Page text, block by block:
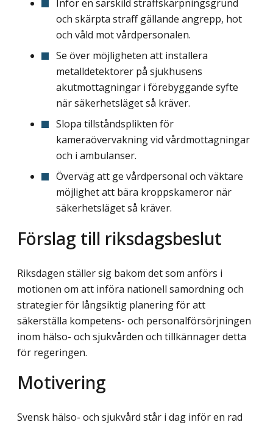
Inför en särskild straffskärpningsgrund
och skärpta straff gällande angrepp, hot
och våld mot vårdpersonalen.
Se över möjligheten att installera
metalldetektorer på sjukhusens
akutmottagningar i förebyggande syfte
när säkerhetsläget så kräver.
Slopa tillståndsplikten för
kameraövervakning vid vårdmottagningar
och i ambulanser.
Överväg att ge vårdpersonal och väktare
möjlighet att bära kroppskameror när
säkerhetsläget så kräver.
Förslag till riksdagsbeslut
Riksdagen ställer sig bakom det som anförs i
motionen om att införa nationell samordning och
strategier för långsiktig planering för att
säkerställa kompetens- och personalförsörjningen
inom hälso- och sjukvården och tillkännager detta
för regeringen.
Motivering
Svensk hälso- och sjukvård står i dag inför en rad